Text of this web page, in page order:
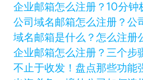
企业邮箱怎么注册？10分钟
公司域名邮箱怎么注册？公
域名邮箱是什么？怎么注册
企业邮箱怎么注册？三个步
不止于收发！盘点那些功能